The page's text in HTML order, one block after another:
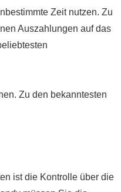
Zeit nutzen. Zu
Auszahlungen auf das
Zu den bekanntesten
ist die Kontrolle über die